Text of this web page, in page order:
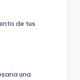
de tus
una